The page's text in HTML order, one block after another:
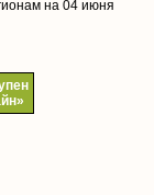
на 04 июня